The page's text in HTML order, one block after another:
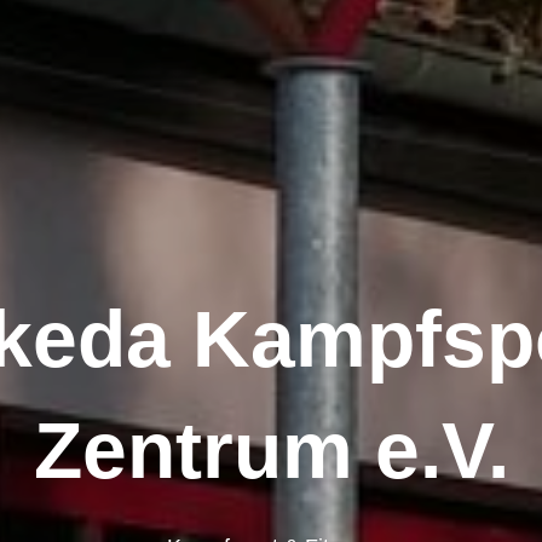
Zentrum e.V.